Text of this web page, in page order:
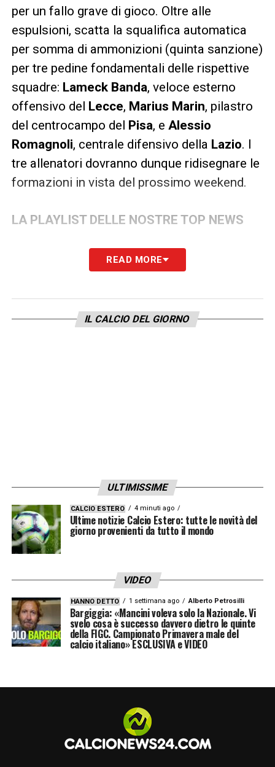
per un fallo grave di gioco. Oltre alle
espulsioni, scatta la squalifica automatica
per somma di ammonizioni (quinta sanzione)
per tre pedine fondamentali delle rispettive
squadre: Lameck Banda, veloce esterno
offensivo del Lecce, Marius Marin, pilastro
del centrocampo del Pisa, e Alessio
Romagnoli, centrale difensivo della Lazio. I
tre allenatori dovranno dunque ridisegnare le
formazioni in vista del prossimo weekend.
LA PLAYLIST DELLE NOSTRE TOP NEWS
READ MORE
IL CALCIO DEL GIORNO
ULTIMISSIME
CALCIO ESTERO 4 minuti ago
Ultime notizie Calcio Estero: tutte le novità del
giorno provenienti da tutto il mondo
VIDEO
HANNO DETTO 1 settimana ago Alberto Petrosilli
Bargiggia: «Mancini voleva solo la Nazionale. Vi
svelo cosa è successo davvero dietro le quinte
della FIGC. Campionato Primavera male del
calcio italiano» ESCLUSIVA e VIDEO